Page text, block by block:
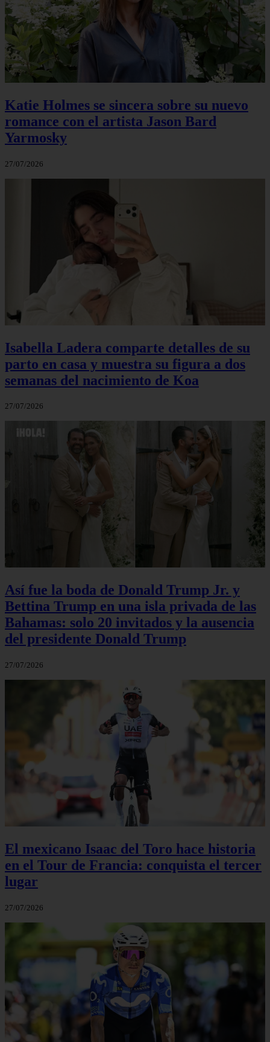
Katie Holmes se sincera sobre su nuevo
romance con el artista Jason Bard
Yarmosky
27/07/2026
Isabella Ladera comparte detalles de su
parto en casa y muestra su figura a dos
semanas del nacimiento de Koa
27/07/2026
Así fue la boda de Donald Trump Jr. y
Bettina Trump en una isla privada de las
Bahamas: solo 20 invitados y la ausencia
del presidente Donald Trump
27/07/2026
El mexicano Isaac del Toro hace historia
en el Tour de Francia: conquista el tercer
lugar
27/07/2026